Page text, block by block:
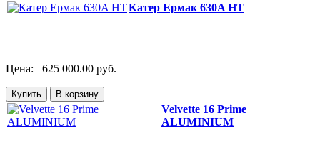
Катер Ермак 630A НТ
Цена: 625 000.00 руб.
Velvette 16 Prime
ALUMINIUM